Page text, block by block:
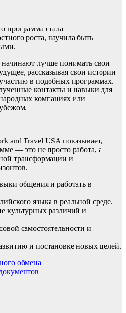
программа стала
роста, научила быть
начинают лучше понимать свои
рассказывая свои истории
в подобных программах.
контакты и навыки для
компаниях или
and Travel USA показывает,
— это не просто работа, а
трансформации и
общения и работать в
языка в реальной среде.
культурных различий и
самостоятельности и
и постановке новых целей.
обмена